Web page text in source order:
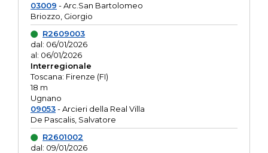
03009 - Arc.San Bartolomeo
Briozzo, Giorgio
R2609003
dal: 06/01/2026
al: 06/01/2026
Interregionale
Toscana: Firenze (FI)
18 m
Ugnano
09053- Arcieri della Real Villa
De Pascalis, Salvatore
R2601002
dal: 09/01/2026